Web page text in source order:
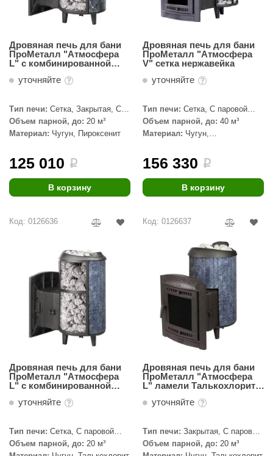
Дровяная печь для бани
ПроМеталл "Атмосфера
L" с комбинированной
наборный
уточняйте
Тип печи: Сетка, Закрытая, С
паровой пушкой
Объем парной, до: 20 м³
Материал: Чугун, Пироксенит
125 010 i
В корзину
Дровяная печь для бани
ПроМеталл "Атмосфера
V" сетка нержавейка
уточняйте
Тип печи: Сетка, С паровой
пушкой
Объем парной, до: 40 м³
Материал: Чугун,
156 330 i
В корзину
Код: 0126636
Дровяная печь для бани
ПроМеталл "Атмосфера
L" с комбинированной
Талькохлорит, наборный
уточняйте
Тип печи: Сетка, С паровой
пушкой, Закрытая
Объем парной, до: 20 м³
Код: 0126637
Дровяная печь для бани
ПроМеталл "Атмосфера
L" ламели Талькохлорит,
уточняйте
Тип печи: Закрытая, С паровой
пушкой
Объем парной, до: 20 м³